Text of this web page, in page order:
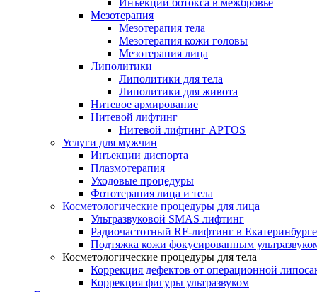
Инъекции ботокса в межбровье
Мезотерапия
Мезотерапия тела
Мезотерапия кожи головы
Мезотерапия лица
Липолитики
Липолитики для тела
Липолитики для живота
Нитевое армирование
Нитевой лифтинг
Нитевой лифтинг APTOS
Услуги для мужчин
Инъекции диспорта
Плазмотерапия
Уходовые процедуры
Фототерапия лица и тела
Косметологические процедуры для лица
Ультразвуковой SMAS лифтинг
Радиочастотный RF-лифтинг в Екатеринбурге
Подтяжка кожи фокусированным
Косметологические процедуры для тела
Коррекция дефектов от операционной
Коррекция фигуры ультразвуком